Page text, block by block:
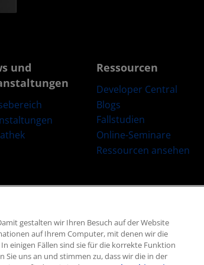
und
Ressourcen
Developer Central
Blogs
Fallstudien
Online-Seminare
Ressourcen ansehen
Lieferkettentransparenz Fairer und offener Wettbewerb
© 2026 Advanced Micro Devices, Inc.
gestalten wir Ihren Besuch auf der Website
auf Ihrem Computer, mit denen wir die
einigen Fällen sind sie für die korrekte Funktion
uns an und stimmen zu, dass wir die in der